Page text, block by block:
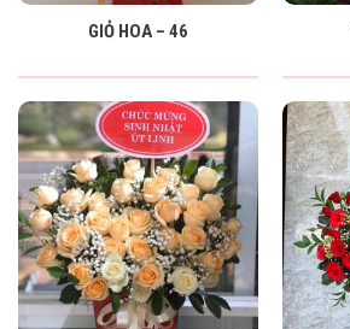
GIỎ HOA – 46